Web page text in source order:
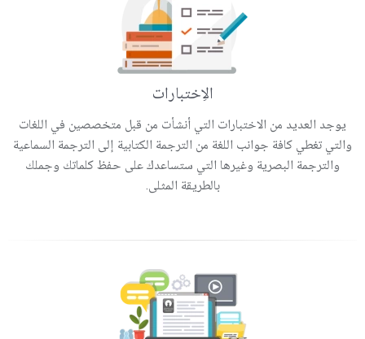
الاِختبارات
يوجد العديد من الاختبارات التي أنشأت من قبل متخصصين في اللغات
والتي تغطي كافة جوانب اللغة من الترجمة الكتابية إلى الترجمة السماعية
والترجمة البصرية وغيرها التي ستساعدك على حفظ كلماتك وجملك
بالطريقة المثلى.